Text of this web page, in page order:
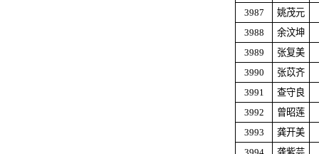
3987
姚茂元
3988
余汶坤
3989
张复美
3990
张苡齐
3991
查守良
3992
曾昭莲
3993
龚开美